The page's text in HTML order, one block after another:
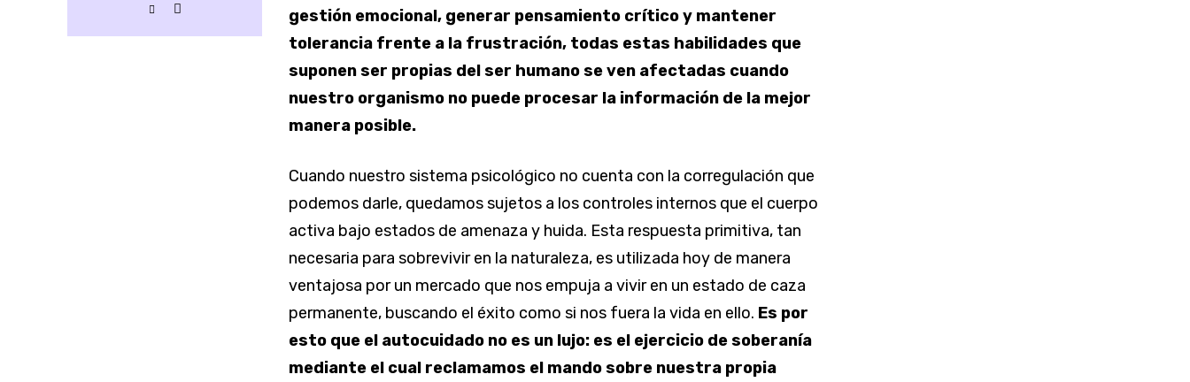
gestión emocional, generar pensamiento crítico y mantener
tolerancia frente a la frustración, todas estas habilidades que
suponen ser propias del ser humano se ven afectadas cuando
nuestro organismo no puede procesar la información de la mejor
manera posible.
Cuando nuestro sistema psicológico no cuenta con la corregulación que
podemos darle, quedamos sujetos a los controles internos que el cuerpo
activa bajo estados de amenaza y huida. Esta respuesta primitiva, tan
necesaria para sobrevivir en la naturaleza, es utilizada hoy de manera
ventajosa por un mercado que nos empuja a vivir en un estado de caza
permanente, buscando el éxito como si nos fuera la vida en ello. Es por
esto que el autocuidado no es un lujo: es el ejercicio de soberanía
mediante el cual reclamamos el mando sobre nuestra propia